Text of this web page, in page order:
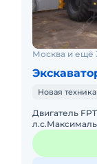
Москва и ещё
Новая техника
Двигатель
объем 3,9
приводЧисло